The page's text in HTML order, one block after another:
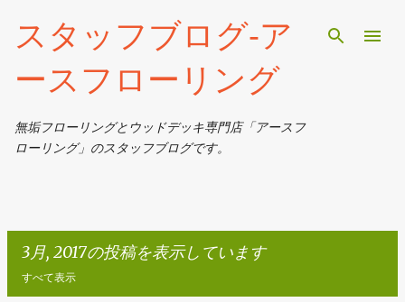
スキップしてメイン コンテンツに移動
スタッフブログ‐ア
ースフローリング
無垢フローリングとウッドデッキ専門店「アースフ
ローリング」のスタッフブログです。
3月, 2017の投稿を表示しています
すべて表示